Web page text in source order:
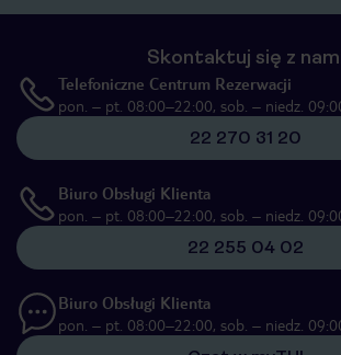
Skontaktuj się z
Telefoniczne Centrum Rezerwacji
pon. – pt. 08:00–22:00, sob. – niedz.
22 270 31 20
Biuro Obsługi Klienta
pon. – pt. 08:00–22:00, sob. – niedz.
22 255 04 02
Biuro Obsługi Klienta
pon. – pt. 08:00–22:00, sob. – niedz.